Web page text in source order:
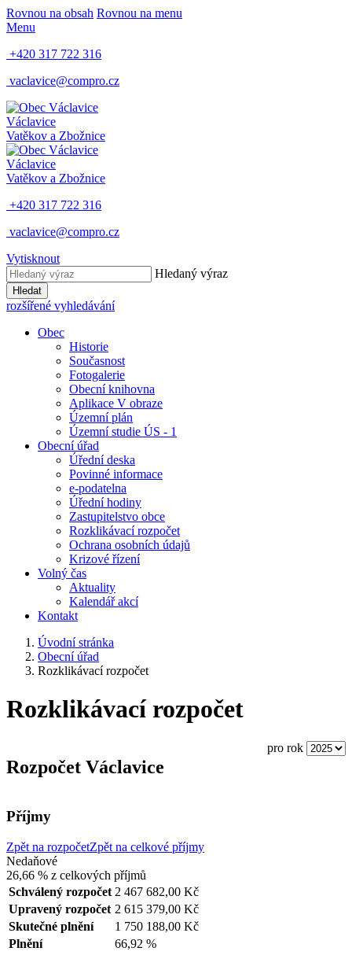
Rovnou na obsah Rovnou na menu
Menu
+420 317 722 316
vaclavice@compro.cz
Václavice
Vatěkov a Zbožnice
Václavice
Vatěkov a Zbožnice
+420 317 722 316
vaclavice@compro.cz
Vytisknout
Hledaný výraz
Hledat
rozšířené vyhledávání
Obec
Historie
Současnost
Fotogalerie
Obecní knihovna
Aplikace V obraze
Územní plán
Územní studie ÚS - 1
Obecní úřad
Úřední deska
Povinné informace
e-podatelna
Úřední hodiny
Zastupitelstvo obce
Rozklikávací rozpočet
Ochrana osobních údajů
Krizové řízení
Volný čas
Aktuality
Kalendář akcí
Kontakt
Úvodní stránka
Obecní úřad
Rozklikávací rozpočet
Rozklikávací rozpočet
pro rok
Rozpočet Václavice
Příjmy
Zpět na rozpočetZpět na celkové příjmy
Nedaňové
26,66 % z celkových příjmů
Schválený rozpočet 2 467 682,00 Kč
Upravený rozpočet 2 615 379,00 Kč
Skutečné plnění
1 750 188,00 Kč
Plnění
66,92 %